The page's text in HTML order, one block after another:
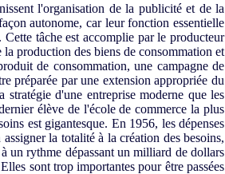
l'organisation de la publicité et de la
autonome, car leur fonction essentielle
tâche est accomplie par le producteur
production des biens de consommation et
de consommation, une campagne de
préparée par une extension appropriée du
d'une entreprise moderne que les
élève de l'école de commerce la plus
est gigantesque. En 1956, les dépenses
la totalité à la création des besoins,
un rythme dépassant un milliard de dollars
sont trop importantes pour être passées